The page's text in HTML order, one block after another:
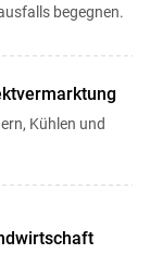
begegnen.
Kühlen und